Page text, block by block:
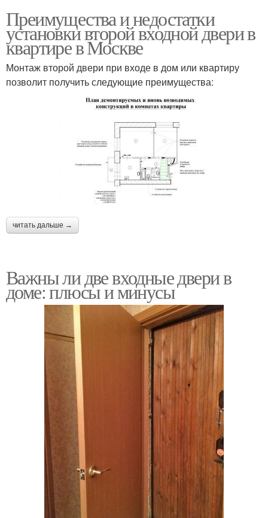
Преимущества и недостатки
установки второй входной двери в
квартире в Москве
Монтаж второй двери при входе в дом или квартиру
позволит получить следующие преимущества:
читать дальше →
Важны ли две входные двери в
доме: плюсы и минусы